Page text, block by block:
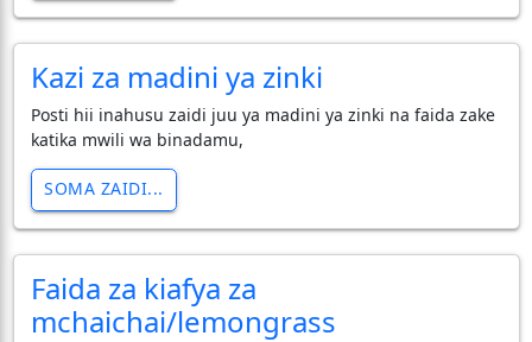
Kazi za madini ya zinki
Posti hii inahusu zaidi juu ya madini ya zinki na faida zake
katika mwili wa binadamu,
SOMA ZAIDI...
Faida za kiafya za
mchaichai/lemongrass